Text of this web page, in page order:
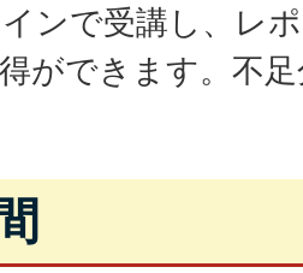
ンで受講し、レ
ができます。不